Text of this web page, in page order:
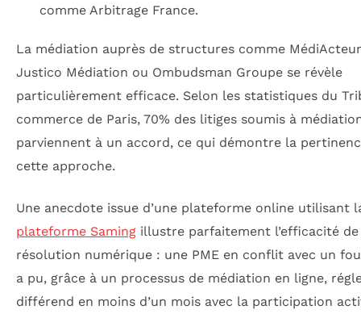
comme Arbitrage France.
La médiation auprès de structures comme
Justico Médiation ou Ombudsman Groupe se révèle
particulièrement efficace. Selon les statistiques du
commerce de Paris, 70% des litiges soumis à
parviennent à un accord, ce qui démontre la
cette approche.
Une anecdote issue d’une plateforme online utilisant
plateforme Saming illustre parfaitement l’efficacité
résolution numérique : une PME en conflit avec un
a pu, grâce à un processus de médiation en ligne,
différend en moins d’un mois avec la participation